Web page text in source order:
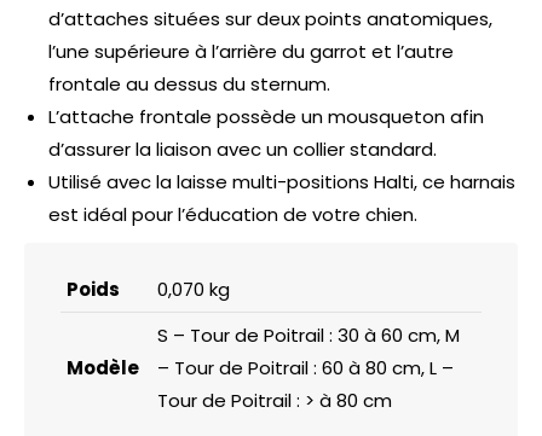
d’attaches situées sur deux points anatomiques,
l’une supérieure à l’arrière du garrot et l’autre
frontale au dessus du sternum.
L’attache frontale possède un mousqueton afin
d’assurer la liaison avec un collier standard.
Utilisé avec la laisse multi-positions Halti, ce harnais
est idéal pour l’éducation de votre chien.
Poids 0,070 kg
Modèle
S – Tour de Poitrail : 30 à 60 cm, M
– Tour de Poitrail : 60 à 80 cm, L –
Tour de Poitrail : > à 80 cm